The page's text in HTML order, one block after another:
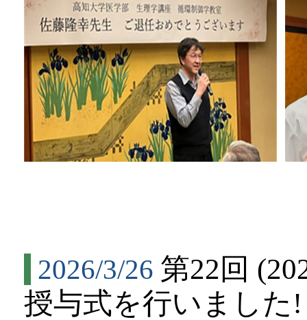
2026/3/26 第22回
授与式を行いました!